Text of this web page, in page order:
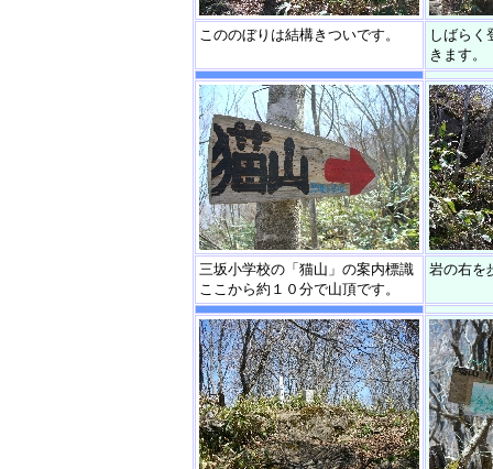
こののぼりは結構きついです。
しばらく
きます。
三坂小学校の「猫山」の案内標識
ここから約１０分で山頂です。
岩の右を